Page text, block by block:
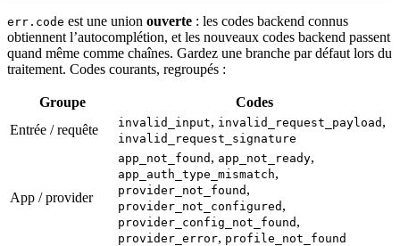
err.code est une union ouverte : les codes backend connus
obtiennent l’autocomplétion, et les nouveaux codes backend passent
quand même comme chaînes. Gardez une branche par défaut lors du
traitement. Codes courants, regroupés :
Groupe
Codes
Entrée / requête
invalid_input, invalid_request_payload ,
invalid_request_signature
App / provider
app_not_found , app_not_ready,
app_auth_type_mismatch,
provider_not_found ,
provider_not_configured ,
provider_config_not_found ,
provider_error, profile_not_found